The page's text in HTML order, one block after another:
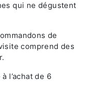
qui ne dégustent
de
comprend des
l’achat de 6